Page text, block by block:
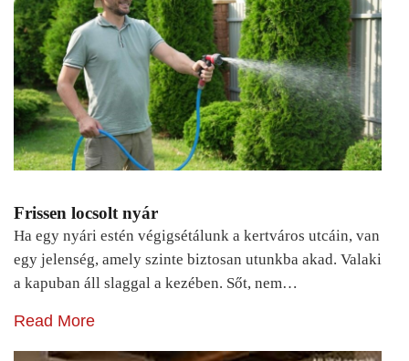
Frissen locsolt nyár
Ha egy nyári estén végigsétálunk a kertváros utcáin, van
egy jelenség, amely szinte biztosan utunkba akad. Valaki
a kapuban áll slaggal a kezében. Sőt, nem…
Read More